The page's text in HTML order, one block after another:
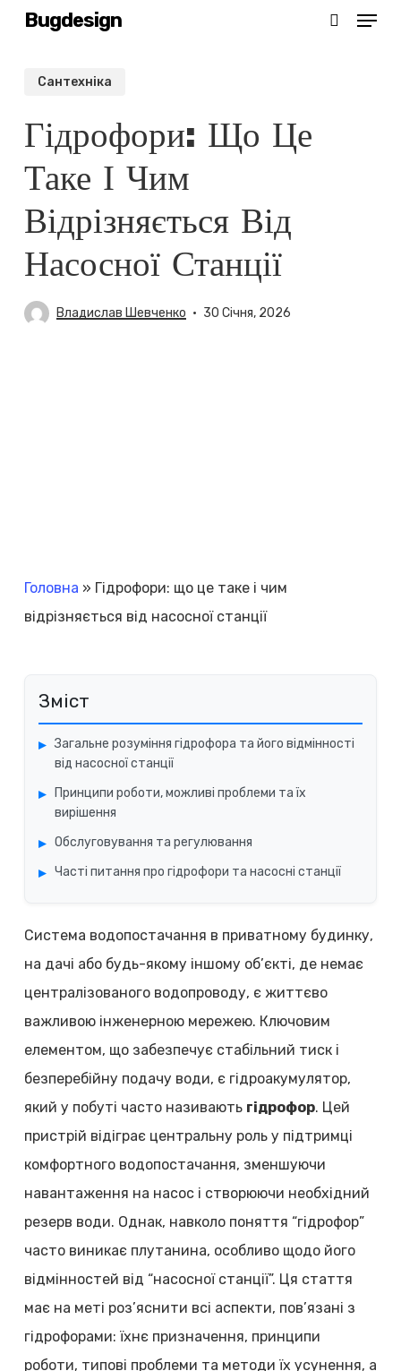
SkipBugdesign Menu
Cантехніка
Гідрофори: Що Це
Таке І Чим
Відрізняється Від
Насосної Станції
Владислав Шевченко 30 Січня, 2026
Головна » Гідрофори: що це таке і чим
відрізняється від насосної станції
Зміст
Загальне розуміння гідрофора та його відмінності
від насосної станції
Принципи роботи, можливі проблеми та їх
вирішення
Обслуговування та регулювання
Часті питання про гідрофори та насосні станції
Система водопостачання в приватному будинку,
на дачі або будь-якому іншому об’єкті, де немає
централізованого водопроводу, є життєво
важливою інженерною мережею. Ключовим
елементом, що забезпечує стабільний тиск і
безперебійну подачу води, є гідроакумулятор,
який у побуті часто називають гідрофор. Цей
пристрій відіграє центральну роль у підтримці
комфортного водопостачання, зменшуючи
навантаження на насос і створюючи необхідний
резерв води. Однак, навколо поняття “гідрофор”
часто виникає плутанина, особливо щодо його
відмінностей від “насосної станції”. Ця стаття
має на меті роз’яснити всі аспекти, пов’язані з
гідрофорами: їхнє призначення, принципи
роботи, типові проблеми та методи їх усунення, а